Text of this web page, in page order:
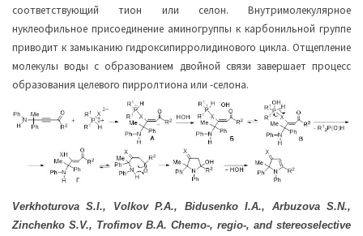
соответствующий тион или селон. Внутримолекулярное
нуклеофильное присоединение аминогруппы к карбонильной группе
приводит к замыканию гидроксипирролидинового цикла. Отщепление
молекулы воды с образованием двойной связи завершает процесс
образования целевого пирролтиона или -селона.
Verkhoturova S.I., Volkov P.A., Bidusenko I.A., Arbuzova S.N.,
Zinchenko S.V., Trofimov B.A. Chemo-, regio-, and stereoselective